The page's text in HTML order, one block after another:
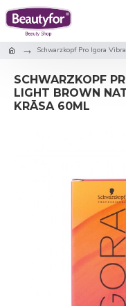
Schwarzkopf Pro Igora
SCHWARZKOPF
LIGHT BROWN
KRĀSA 60ML